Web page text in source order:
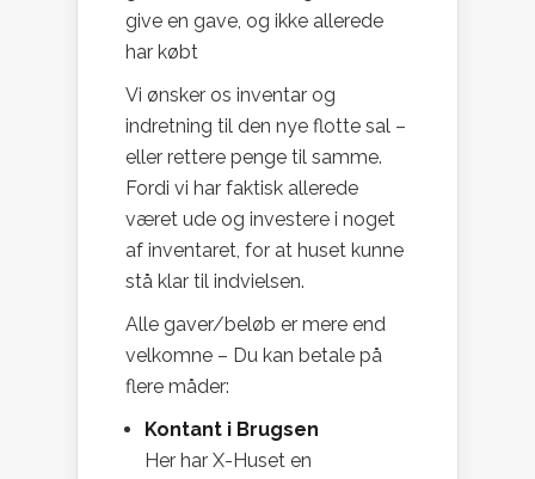
give en gave, og ikke allerede
har købt
Vi ønsker os inventar og
indretning til den nye flotte sal –
eller rettere penge til samme.
Fordi vi har faktisk allerede
været ude og investere i noget
af inventaret, for at huset kunne
stå klar til indvielsen.
Alle gaver/beløb er mere end
velkomne – Du kan betale på
flere måder:
Kontant i Brugsen
Her har X-Huset en